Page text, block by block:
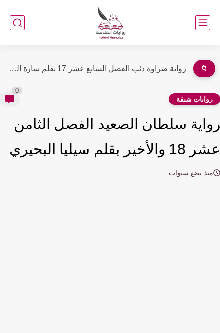
📁 رواية ضراوة ذئب الفصل السادس عشر 16 بقلم سارة الحلفاوى
شيقة
سلطان الصعيد الفصل الثامن
بقلم سيليا البحيري
بضع سنوات